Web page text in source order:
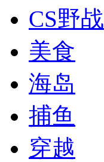
CS野战
美食
海岛
捕鱼
穿越